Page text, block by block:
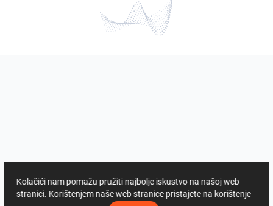
Kolačići nam pomažu pružiti najbolje iskustvo na našoj web
stranici. Korištenjem naše web stranice pristajete na korištenje